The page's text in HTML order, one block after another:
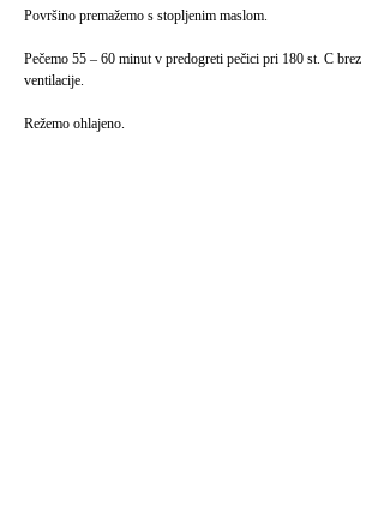
Površino premažemo s stopljenim maslom.
Pečemo 55 – 60 minut v predogreti pečici pri 180 st. C brez
ventilacije.
Režemo ohlajeno.